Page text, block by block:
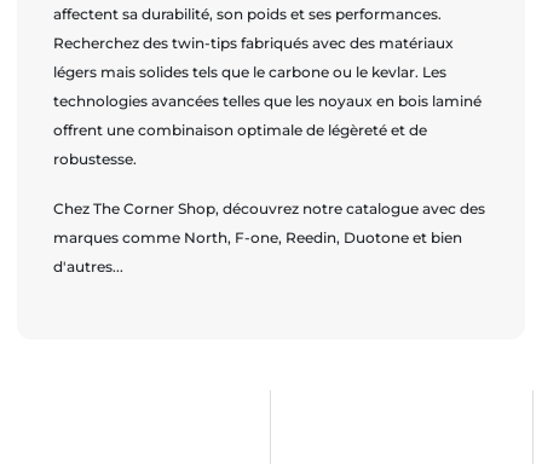
affectent sa durabilité, son poids et ses performances.
Recherchez des twin-tips fabriqués avec des matériaux
légers mais solides tels que le carbone ou le kevlar. Les
technologies avancées telles que les noyaux en bois laminé
offrent une combinaison optimale de légèreté et de
robustesse.
Chez The Corner Shop, découvrez notre catalogue avec des
marques comme North, F-one, Reedin, Duotone et bien
d'autres...